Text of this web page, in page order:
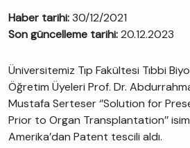
Haber tarihi:30/12/2021
Son güncelleme tarihi:20.12.2023
Üniversitemiz Tıp Fakültesi Tıbbi
Öğretim Üyeleri Prof. Dr.
Mustafa Serteser ‘’Solution for
Prior to Organ Transplantation’’
Amerika’dan Patent tescili aldı.